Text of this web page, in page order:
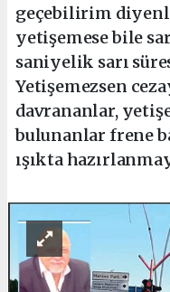
geçebilirim
yetişemese bile
saniyelik sarı
Yetişemezsen
davrananlar,
bulunanlar frene
ışıkta